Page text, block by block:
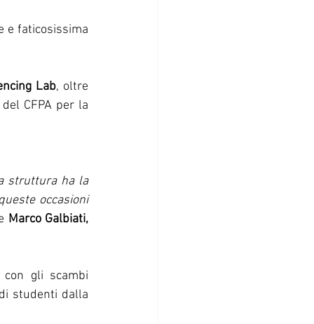
e faticosissima
Lab, oltre
CFPA per la
struttura ha la
occasioni
Marco Galbiati,
gli scambi
studenti dalla